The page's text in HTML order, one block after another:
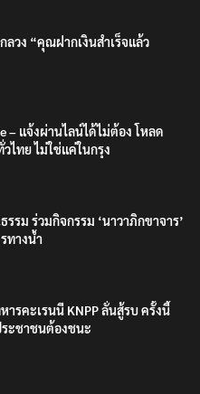
ลวง “คุณฝากเงินสำเร็จแล้ว
– แจ้งผ่านไลน์ได้ไม่ต้อง โหลด
ไทย ไม่ใช่แค่ในกรุง
รม ร่วมกิจกรรม ‘นาวาภิกขาจาร’
ทางน้ำ
ารคะเรนนี KNPP ลั่นสู้รบ ครั้งนี้
ะชาชนต้องชนะ